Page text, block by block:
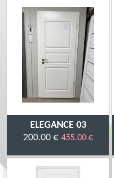
ELEGANCE 03
200.00 € 455.00 €